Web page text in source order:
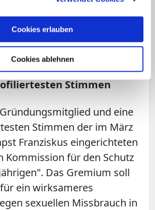
Cookies erlauben
Cookies ablehnen
auch gegen Widerstände nie
Weg gegangen, sondern
erhoben habe.
Stimmen
und eine
Stimmen der im März
Franziskus eingerichteten
Kommission für den Schutz
Das Gremium soll
ein wirksameres
sexuellen Missbrauch in